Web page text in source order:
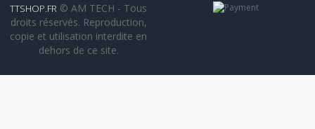
TTSHOP.FR © AM TECH - Tous
droits réservés. Reproduction,
copie et utilisation interdite en
dehors de ce site.